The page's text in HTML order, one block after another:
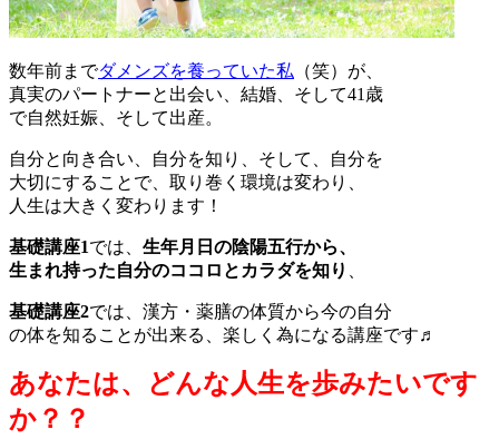
数年前までダメンズを養っていた私 （笑）が、
真実のパートナーと出会い、結婚、そして41歳
で自然妊娠、そして出産。
自分と向き合い、自分を知り、そして、自分を
大切にすることで、取り巻く環境は変わり、
人生は大きく変わります！
基礎講座1では、 生年月日の陰陽五行から、
生まれ持った自分のココロとカラダを知り
基礎講座2では、漢方・薬膳の体質から今の自分
の体を知ることが出来る、楽しく為になる講座です♬
あなたは、どんな人生を歩みたいです
か？？